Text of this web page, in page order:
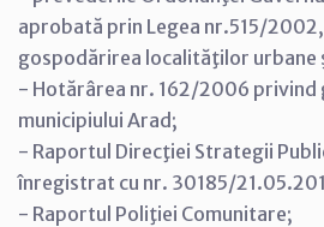
aprobată prin Legea nr.515/
gospodărirea localităţilor urbane
- Hotărârea nr. 162/2006 privind
municipiului Arad;
- Raportul Direcţiei Strategii
înregistrat cu nr. 30185/
- Raportul Poliţiei Comunitare;